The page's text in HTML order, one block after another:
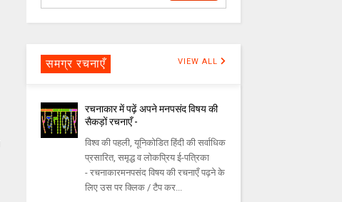
समग्र रचनाएँ VIEW ALL
रचनाकार में पढ़ें अपने मनपसंद विषय की
सैकड़ों रचनाएँ -
विश्व की पहली, यूनिकोडित हिंदी की सर्वाधिक
प्रसारित, समृद्ध व लोकप्रिय ई-पत्रिका
- रचनाकारमनपसंद विषय की रचनाएँ पढ़ने के
लिए उस पर क्लिक / टैप कर...